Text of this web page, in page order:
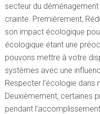
secteur du déménagement
crainte. Premièrement,
son impact écologique
écologique étant une
pouvons mettre à votre
systèmes avec une
Respecter l’écologie dans
Deuxièmement, certaines
pendant